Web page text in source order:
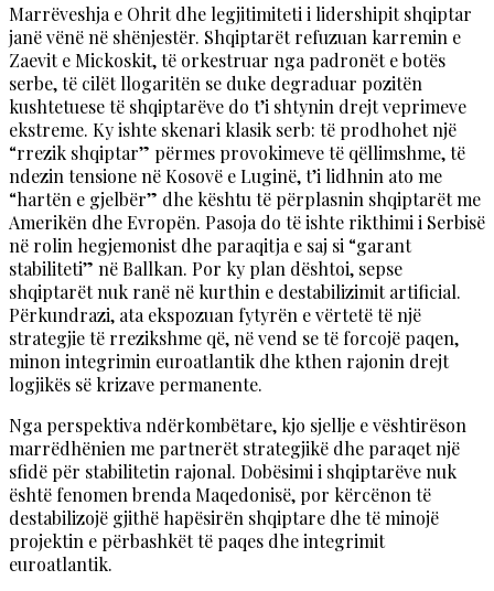
Marrëveshja e Ohrit dhe legjitimiteti i lidershipit shqiptar
janë vënë në shënjestër. Shqiptarët refuzuan karremin e
Zaevit e Mickoskit, të orkestruar nga padronët e botës
serbe, të cilët llogaritën se duke degraduar pozitën
kushtetuese të shqiptarëve do t’i shtynin drejt veprimeve
ekstreme. Ky ishte skenari klasik serb: të prodhohet një
“rrezik shqiptar” përmes provokimeve të qëllimshme, të
ndezin tensione në Kosovë e Luginë, t’i lidhnin ato me
“hartën e gjelbër” dhe kështu të përplasnin shqiptarët me
Amerikën dhe Evropën. Pasoja do të ishte rikthimi i Serbisë
në rolin hegjemonist dhe paraqitja e saj si “garant
stabiliteti” në Ballkan. Por ky plan dështoi, sepse
shqiptarët nuk ranë në kurthin e destabilizimit artificial.
Përkundrazi, ata ekspozuan fytyrën e vërtetë të një
strategjie të rrezikshme që, në vend se të forcojë paqen,
minon integrimin euroatlantik dhe kthen rajonin drejt
logjikës së krizave permanente.
Nga perspektiva ndërkombëtare, kjo sjellje e vështirëson
marrëdhënien me partnerët strategjikë dhe paraqet një
sfidë për stabilitetin rajonal. Dobësimi i shqiptarëve nuk
është fenomen brenda Maqedonisë, por kërcënon të
destabilizojë gjithë hapësirën shqiptare dhe të minojë
projektin e përbashkët të paqes dhe integrimit
euroatlantik.